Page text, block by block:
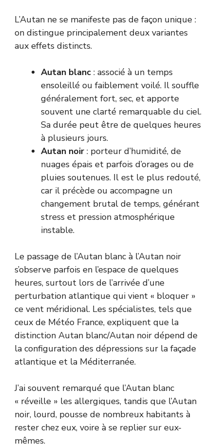
L’Autan ne se manifeste pas de façon unique :
on distingue principalement deux variantes
aux effets distincts.
Autan blanc : associé à un temps
ensoleillé ou faiblement voilé. Il souffle
généralement fort, sec, et apporte
souvent une clarté remarquable du ciel.
Sa durée peut être de quelques heures
à plusieurs jours.
Autan noir : porteur d’humidité, de
nuages épais et parfois d’orages ou de
pluies soutenues. Il est le plus redouté,
car il précède ou accompagne un
changement brutal de temps, générant
stress et pression atmosphérique
instable.
Le passage de l’Autan blanc à l’Autan noir
s’observe parfois en l’espace de quelques
heures, surtout lors de l’arrivée d’une
perturbation atlantique qui vient « bloquer »
ce vent méridional. Les spécialistes, tels que
ceux de Météo France, expliquent que la
distinction Autan blanc/Autan noir dépend de
la configuration des dépressions sur la façade
atlantique et la Méditerranée.
J’ai souvent remarqué que l’Autan blanc
« réveille » les allergiques, tandis que l’Autan
noir, lourd, pousse de nombreux habitants à
rester chez eux, voire à se replier sur eux-
mêmes.